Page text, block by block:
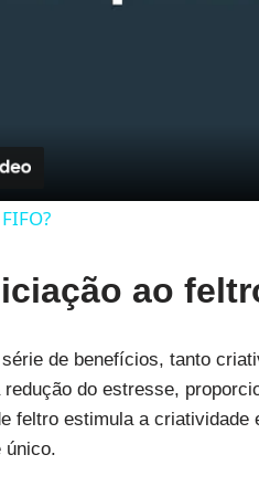
ao
de benefícios, tanto
do estresse,
feltro estimula a
único.